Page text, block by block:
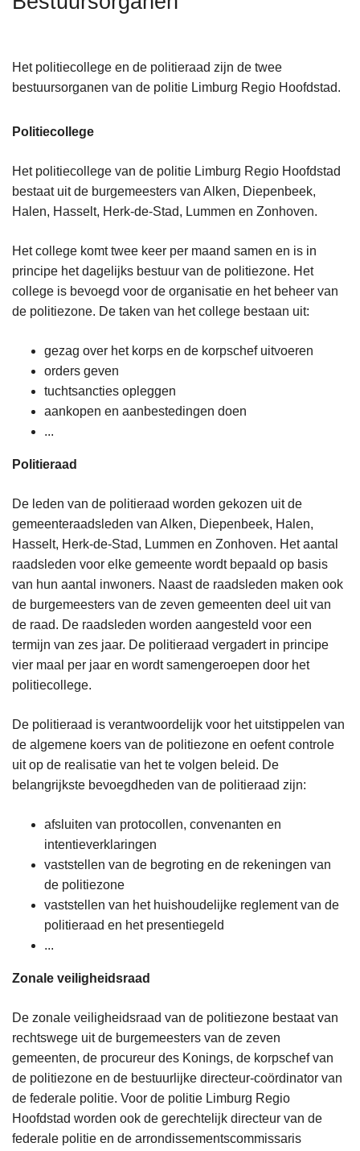
Het politiecollege en de politieraad zijn de twee
bestuursorganen van de politie Limburg Regio Hoofdstad.
Politiecollege
Het politiecollege van de politie Limburg Regio Hoofdstad
bestaat uit de burgemeesters van Alken, Diepenbeek,
Halen, Hasselt, Herk-de-Stad, Lummen en Zonhoven.
Het college komt twee keer per maand samen en is in
principe het dagelijks bestuur van de politiezone. Het
college is bevoegd voor de organisatie en het beheer van
de politiezone. De taken van het college bestaan uit:
gezag over het korps en de korpschef uitvoeren
orders geven
tuchtsancties opleggen
aankopen en aanbestedingen doen
...
Politieraad
De leden van de politieraad worden gekozen uit de
gemeenteraadsleden van Alken, Diepenbeek, Halen,
Hasselt, Herk-de-Stad, Lummen en Zonhoven. Het aantal
raadsleden voor elke gemeente wordt bepaald op basis
van hun aantal inwoners. Naast de raadsleden maken ook
de burgemeesters van de zeven gemeenten deel uit van
de raad. De raadsleden worden aangesteld voor een
termijn van zes jaar. De politieraad vergadert in principe
vier maal per jaar en wordt samengeroepen door het
politiecollege.
De politieraad is verantwoordelijk voor het uitstippelen van
de algemene koers van de politiezone en oefent controle
uit op de realisatie van het te volgen beleid. De
belangrijkste bevoegdheden van de politieraad zijn:
afsluiten van protocollen, convenanten en
intentieverklaringen
vaststellen van de begroting en de rekeningen van
de politiezone
vaststellen van het huishoudelijke reglement van de
politieraad en het presentiegeld
...
Zonale veiligheidsraad
De zonale veiligheidsraad van de politiezone bestaat van
rechtswege uit de burgemeesters van de zeven
gemeenten, de procureur des Konings, de korpschef van
de politiezone en de bestuurlijke directeur-coördinator van
de federale politie. Voor de politie Limburg Regio
Hoofdstad worden ook de gerechtelijk directeur van de
federale politie en de arrondissementscommissaris